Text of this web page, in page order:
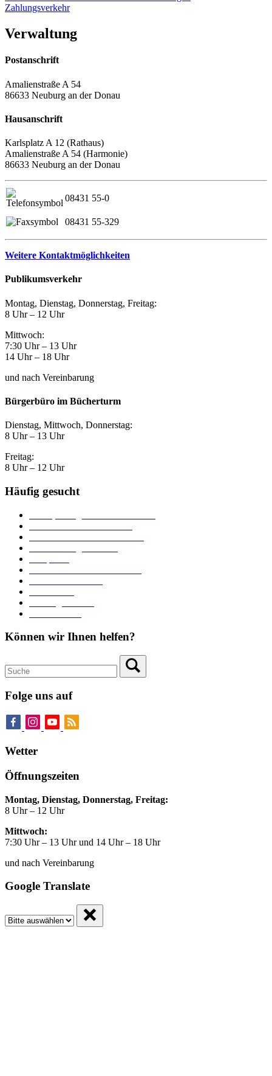
Zahlungsverkehr
Verwaltung
Postanschrift
Amalienstraße A 54
86633 Neuburg an der Donau
Hausanschrift
Karlsplatz A 12 (Rathaus)
Amalienstraße A 54 (Harmonie)
86633 Neuburg an der Donau
08431 55-0
08431 55-329
Weitere Kontaktmöglichkeiten
Publikumsverkehr
Montag, Dienstag, Donnerstag, Freitag:
8 Uhr – 12 Uhr
Mittwoch:
7:30 Uhr – 13 Uhr
14 Uhr – 18 Uhr
und nach Vereinbarung
Bürgerbüro im Bücherturm
Dienstag, Mittwoch, Donnerstag:
8 Uhr – 13 Uhr
Freitag:
8 Uhr – 12 Uhr
Häufig gesucht
Können wir Ihnen helfen?
Folge uns auf
Wetter
Öffnungszeiten
Montag, Dienstag, Donnerstag, Freitag:
8 Uhr – 12 Uhr
Mittwoch:
7:30 Uhr – 13 Uhr und 14 Uhr – 18 Uhr
und nach Vereinbarung
Google Translate